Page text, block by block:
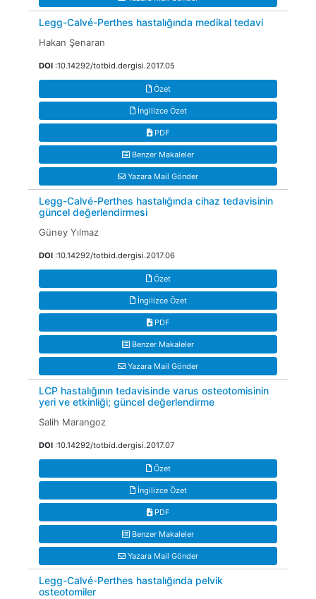
Legg-Calvé-Perthes hastalığında medikal tedavi
Hakan Şenaran
DOI :10.14292/totbid.dergisi.2017.05
Özet
İngilizce Özet
PDF
Benzer Makaleler
Yazara Mail Gönder
Legg-Calvé-Perthes hastalığında cihaz tedavisinin
güncel değerlendirmesi
Güney Yılmaz
DOI :10.14292/totbid.dergisi.2017.06
Özet
İngilizce Özet
PDF
Benzer Makaleler
Yazara Mail Gönder
LCP hastalığının tedavisinde varus osteotomisinin
yeri ve etkinliği; güncel değerlendirme
Salih Marangoz
DOI :10.14292/totbid.dergisi.2017.07
Özet
İngilizce Özet
PDF
Benzer Makaleler
Yazara Mail Gönder
Legg-Calvé-Perthes hastalığında pelvik
osteotomiler